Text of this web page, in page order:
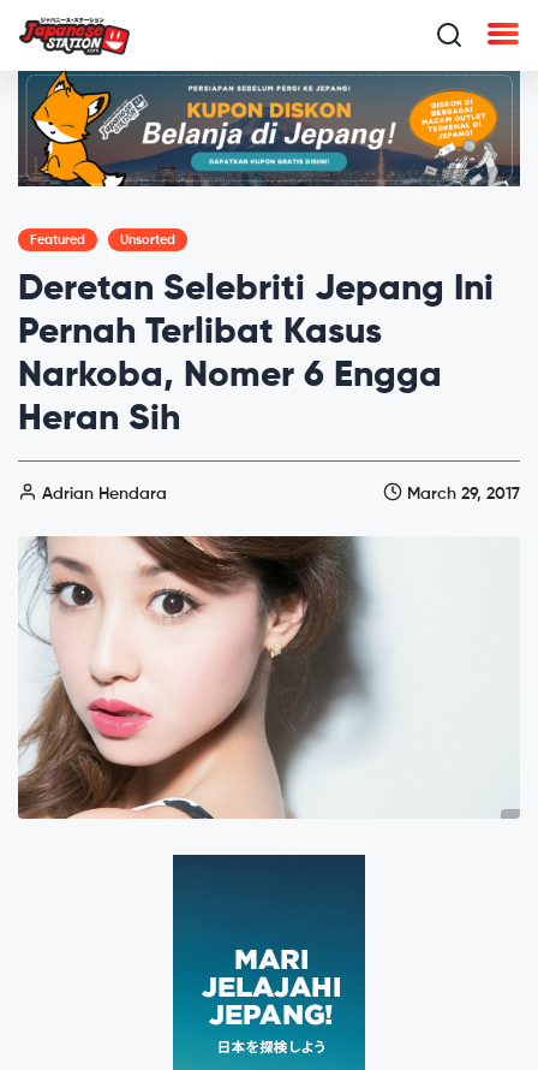
Featured Unsorted
Deretan Selebriti Jepang Ini
Pernah Terlibat Kasus
Narkoba, Nomer 6 Engga
Heran Sih
Adrian Hendara March 29, 2017